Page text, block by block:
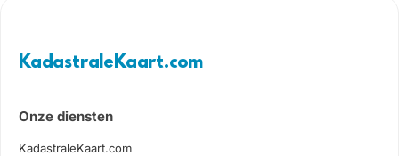
KadastraleKaart.com
Onze diensten
KadastraleKaart.com